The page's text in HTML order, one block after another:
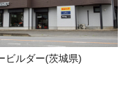
ビルダー(茨城県)